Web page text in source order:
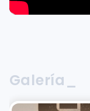
Galería_